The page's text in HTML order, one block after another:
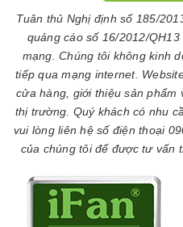
Tuân thủ Nghị định số 185/
quảng cáo số 16/2012/
mạng. Chúng tôi không kinh
tiếp qua mạng internet.
cửa hàng, giới thiệu sản phẩm
thị trường. Quý khách có nhu
vui lòng liên hệ số điện thoại
của chúng tôi để được tư vấn